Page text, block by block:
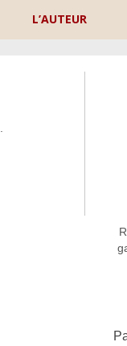
L’AUTEUR
Commentaire ou